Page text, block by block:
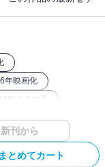
年映画化
年ドラマ化
化
ミック
新刊から
まとめてカート